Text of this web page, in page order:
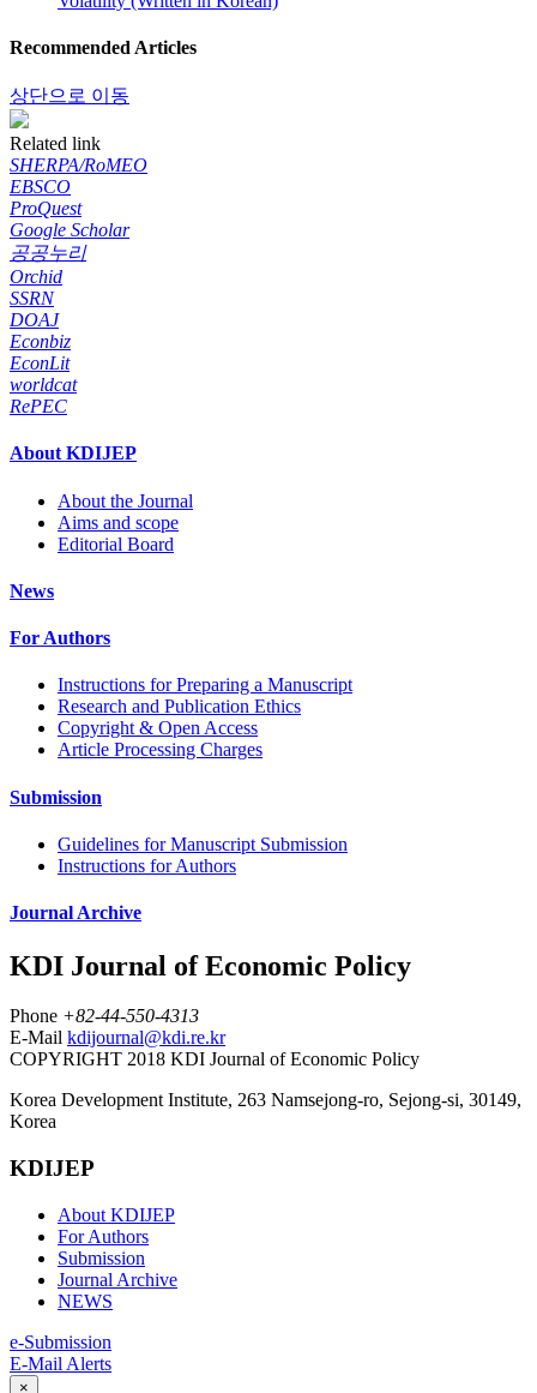
Recommended Articles
상단으로 이동
Related link
SHERPA/RoMEO
EBSCO
ProQuest
Google Scholar
공공누리
Orchid
SSRN
DOAJ
Econbiz
EconLit
worldcat
RePEC
About KDIJEP
About the Journal
Aims and scope
Editorial Board
News
For Authors
Instructions for Preparing a Manuscript
Research and Publication Ethics
Copyright & Open Access
Article Processing Charges
Submission
Guidelines for Manuscript Submission
Instructions for Authors
Journal Archive
KDI Journal of Economic Policy
Phone +82-44-550-4313
E-Mail kdijournal@kdi.re.kr
COPYRIGHT 2018 KDI Journal of Economic Policy
Korea Development Institute, 263 Namsejong-ro, Sejong-si, 30149,
Korea
KDIJEP
About KDIJEP
For Authors
Submission
Journal Archive
NEWS
e-Submission
E-Mail Alerts
×